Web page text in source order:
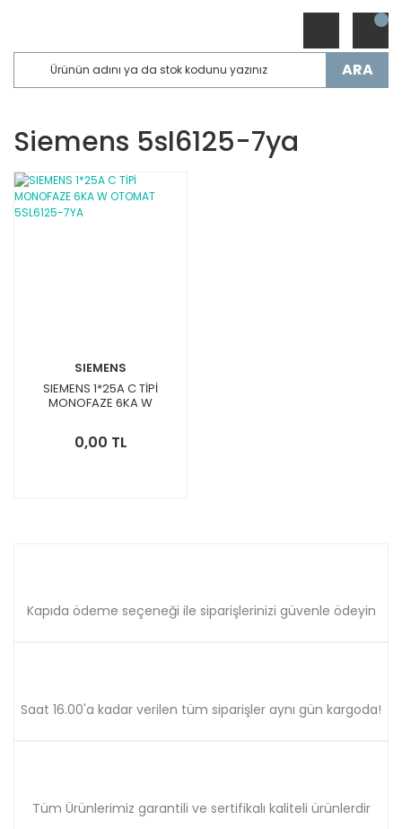
ARA
Siemens 5sl6125-7ya
SIEMENS
SIEMENS 1*25A C TİPİ
MONOFAZE 6KA W
0,00 TL
Kapıda ödeme seçeneği ile siparişlerinizi güvenle ödeyin
Saat 16.00'a kadar verilen tüm siparişler aynı gün kargoda!
Tüm Ürünlerimiz garantili ve sertifikalı kaliteli ürünlerdir